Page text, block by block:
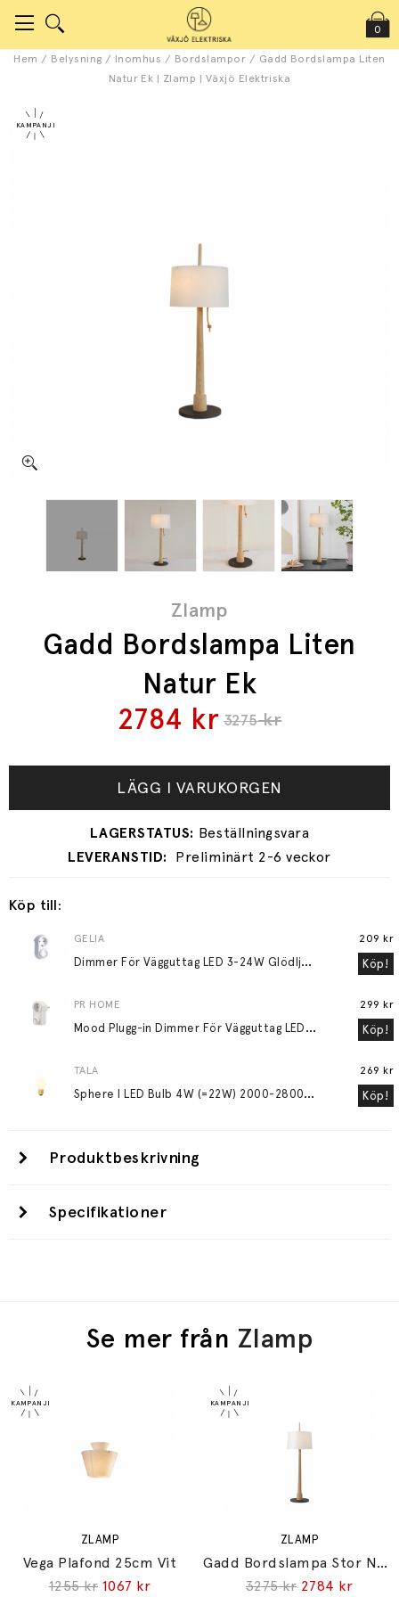
0
Hem / Belysning / Inomhus / Bordslampor / Gadd Bordslampa Liten
Natur Ek | Zlamp | Växjö Elektriska
Zlamp
Gadd Bordslampa Liten
Natur Ek
3275kr
2784 kr
LÄGG I VARUKORGEN
Preliminärt 2-6 veckor
Köp till:
GELIA
D
immer För Vägguttag LED 3-24W Glödljus 30-200W
209 kr
Köp!
PR HOME
M
ood Plugg-in Dimmer För Vägguttag LED 3-24W Glödljus 30-200W Vit
299 kr
Köp!
TALA
S
phere I LED Bulb 4W (=22W) 2000-2800K E27 Matte Porcelain
269 kr
Köp!
Produktbeskrivning
Specifikationer
Se mer från Zlamp
ZLAMP
Vega Plafond 25cm Vit
1255 kr 1067 kr
ZLAMP
Gadd Bordslampa Stor Natur Ek
3275 kr 2784 kr